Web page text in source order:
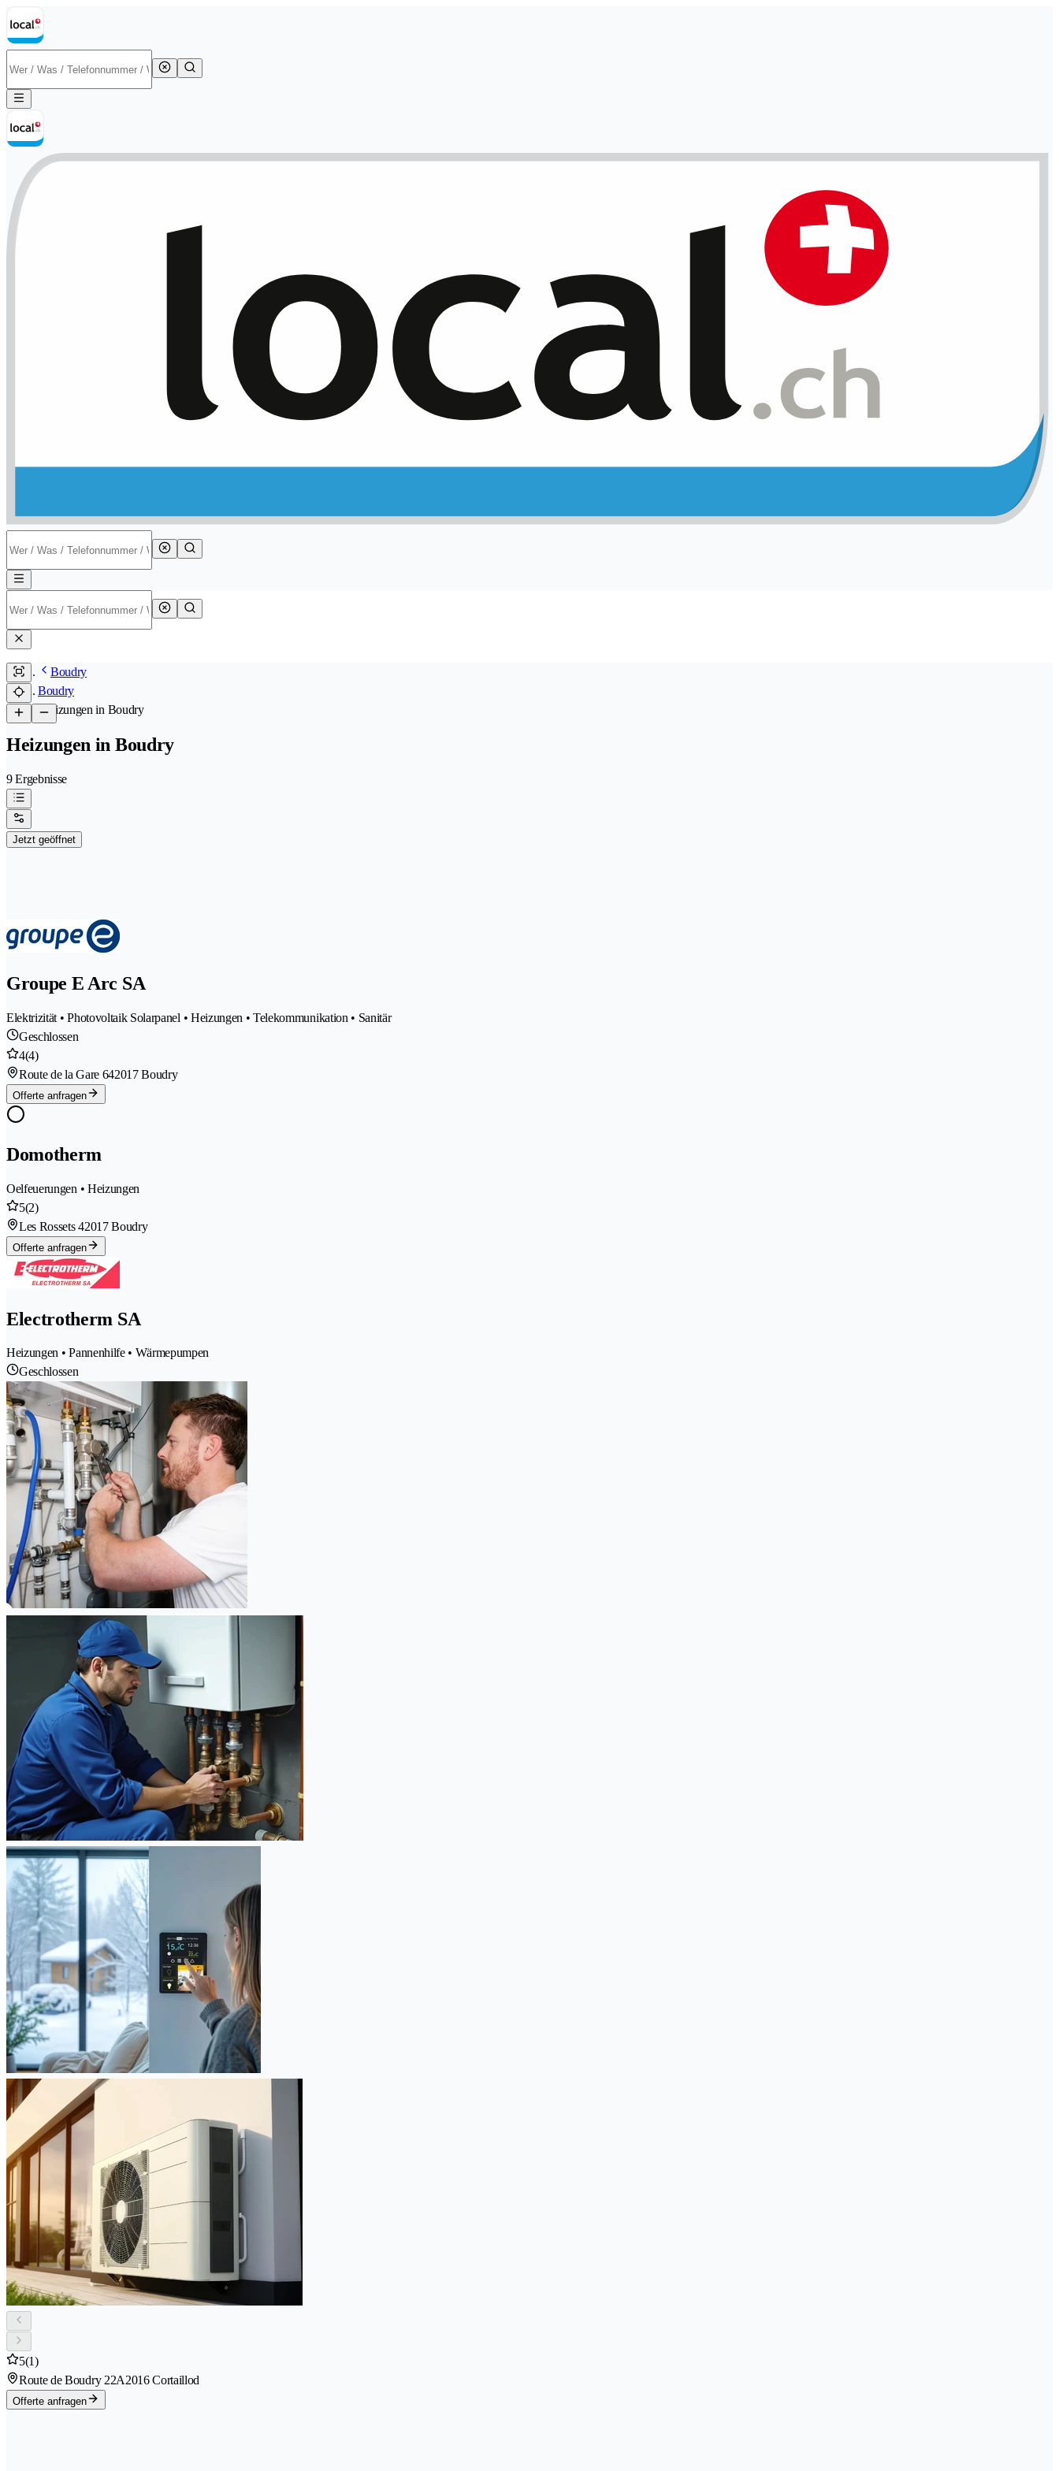
Boudry
Boudry
/Heizungen in Boudry
Heizungen in Boudry
9 Ergebnisse
Jetzt geöffnet
Groupe E Arc SA
Elektrizität • Photovoltaik Solarpanel • Heizungen • Telekommunikation • Sanitär
Geschlossen
4(4)
Route de la Gare 642017 Boudry
Offerte anfragen
Domotherm
Oelfeuerungen • Heizungen
5(2)
Les Rossets 42017 Boudry
Offerte anfragen
Electrotherm SA
Heizungen • Pannenhilfe • Wärmepumpen
Geschlossen
5(1)
Route de Boudry 22A2016 Cortaillod
Offerte anfragen